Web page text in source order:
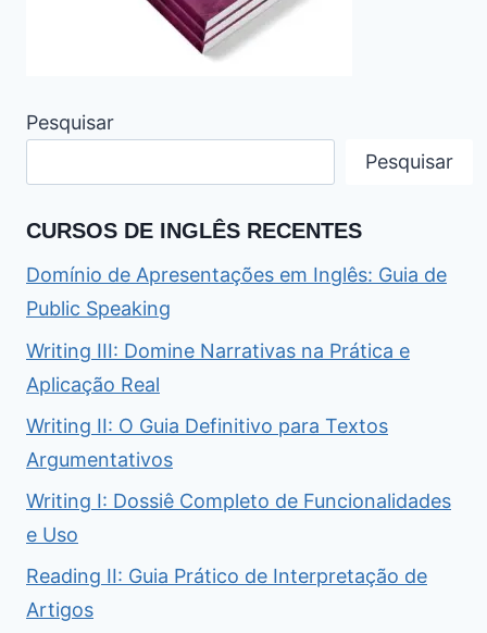
Pesquisar
Pesquisar
CURSOS DE INGLÊS RECENTES
Domínio de Apresentações em Inglês: Guia de
Public Speaking
Writing III: Domine Narrativas na Prática e
Aplicação Real
Writing II: O Guia Definitivo para Textos
Argumentativos
Writing I: Dossiê Completo de Funcionalidades
e Uso
Reading II: Guia Prático de Interpretação de
Artigos